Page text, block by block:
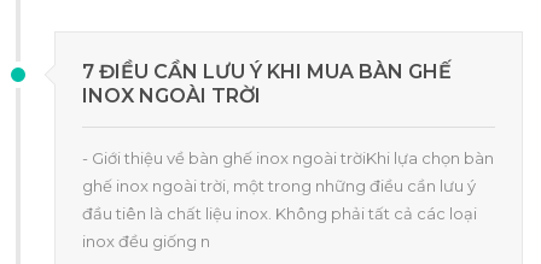
7 ĐIỀU CẦN LƯU Ý KHI MUA BÀN GHẾ
INOX NGOÀI TRỜI
- Giới thiệu về bàn ghế inox ngoài trờiKhi lựa chọn bàn
ghế inox ngoài trời, một trong những điều cần lưu ý
đầu tiên là chất liệu inox. Không phải tất cả các loại
inox đều giống n